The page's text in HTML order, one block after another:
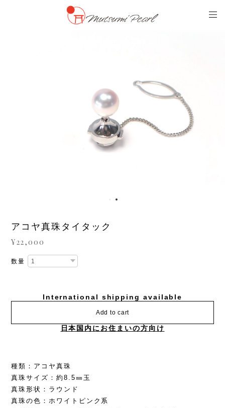
アコヤ真珠タイタック
¥22,000
数量
International shipping available
Add to cart
日本国内にお住まいの方向け
種類：アコヤ真珠
真珠サイズ：約8.5㎜玉
真珠形状：ラウンド
真珠の色：ホワイトピンク系